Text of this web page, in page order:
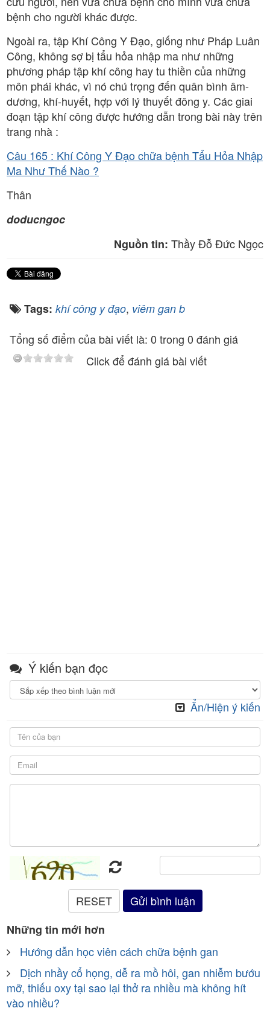
bệnh cho người khác được.
Ngoài ra, tập Khí Công Y Đạo, giống như Pháp Luân
Công, không sợ bị tẩu hỏa nhập ma như những
phương pháp tập khí công hay tu thiền của những
môn phái khác, vì nó chú trọng đến quân bình âm-
dương, khí-huyết, hợp với lý thuyết đông y. Các giai
đoạn tập khí công được hướng dẫn trong bài này trên
trang nhà :
Câu 165 : Khí Công Y Đạo chữa bệnh Tẩu Hỏa Nhập
Ma Như Thế Nào ?
Thân
doducngoc
Nguồn tin: Thầy Đỗ Đức Ngọc
Tags: khí công y đạo, viêm gan b
Tổng số điểm của bài viết là: 0 trong 0 đánh giá
Click để đánh giá bài viết
Ý kiến bạn đọc
Ẩn/Hiện ý kiến
Những tin mới hơn
Hướng dẫn học viên cách chữa bệnh gan
Dịch nhầy cổ họng, dễ ra mồ hôi, gan nhiễm bướu
mỡ, thiếu oxy tại sao lại thở ra nhiều mà không hít
vào nhiều?